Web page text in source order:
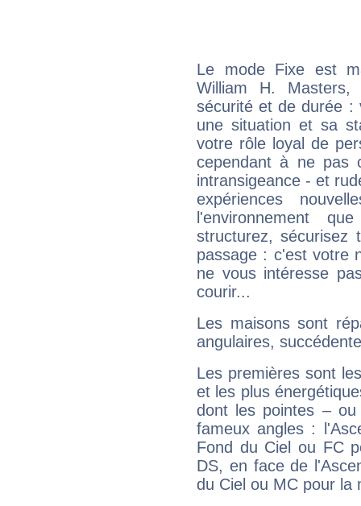
Le mode Fixe est
William H.
sécurité et de durée :
une situation et sa
votre rôle loyal de
cependant à ne pas
intransigeance - et
expériences
l'environnement
structurez, sécurisez
passage : c'est votre
ne vous intéresse
courir...
Les maisons sont
angulaires,
Les premières sont
et les plus
dont les pointes –
fameux angles :
Fond du Ciel ou FC
DS, en face de
du Ciel ou MC pour la